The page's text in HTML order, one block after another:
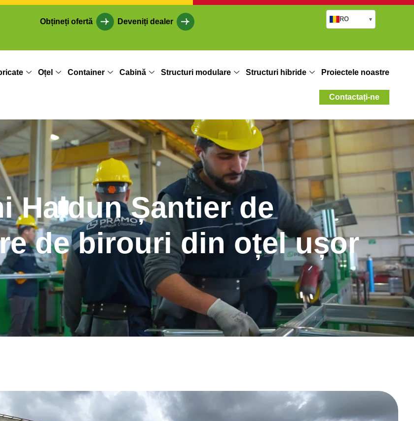
Obțineți ofertă Deveniți dealer RO ▾
Oțel Container Cabină Structuri modulare Structuri hibride Proiectele noastre
Contactați-ne
Haldun Șantier de
de birouri din oțel ușor